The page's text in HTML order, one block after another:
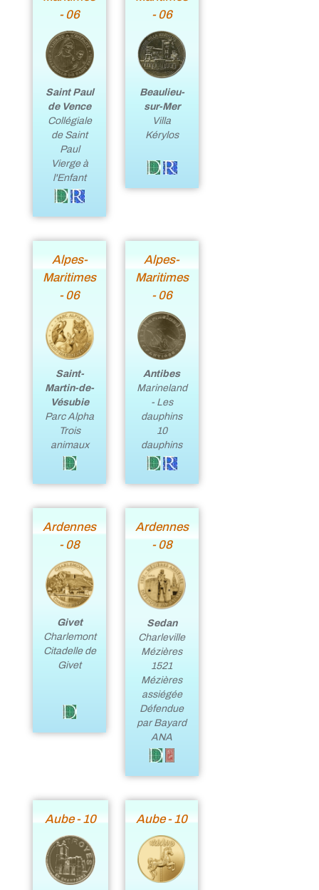
- 06
Saint Paul
de Vence
Collégiale
de Saint
Paul
Vierge à
l'Enfant
- 06
Beaulieu-
sur-Mer
Villa
Kérylos
Alpes-
Maritimes
- 06
Saint-
Martin-de-
Vésubie
Parc Alpha
Trois
animaux
Alpes-
Maritimes
- 06
Antibes
Marineland
- Les
dauphins
10
dauphins
Ardennes
- 08
Givet
Charlemont
Citadelle de
Givet
Ardennes
- 08
Sedan
Charleville
Mézières
1521
Mézières
assiégée
Défendue
par Bayard
ANA
Aube - 10 Aube - 10